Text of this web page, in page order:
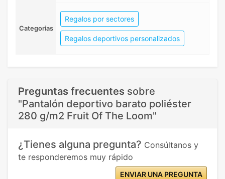
Categorias
Regalos por sectores
Regalos deportivos personalizados
Preguntas frecuentes sobre
"Pantalón deportivo barato poliéster
280 g/m2 Fruit Of The Loom"
¿Tienes alguna pregunta? Consúltanos y
te responderemos muy rápido
ENVIAR UNA PREGUNTA